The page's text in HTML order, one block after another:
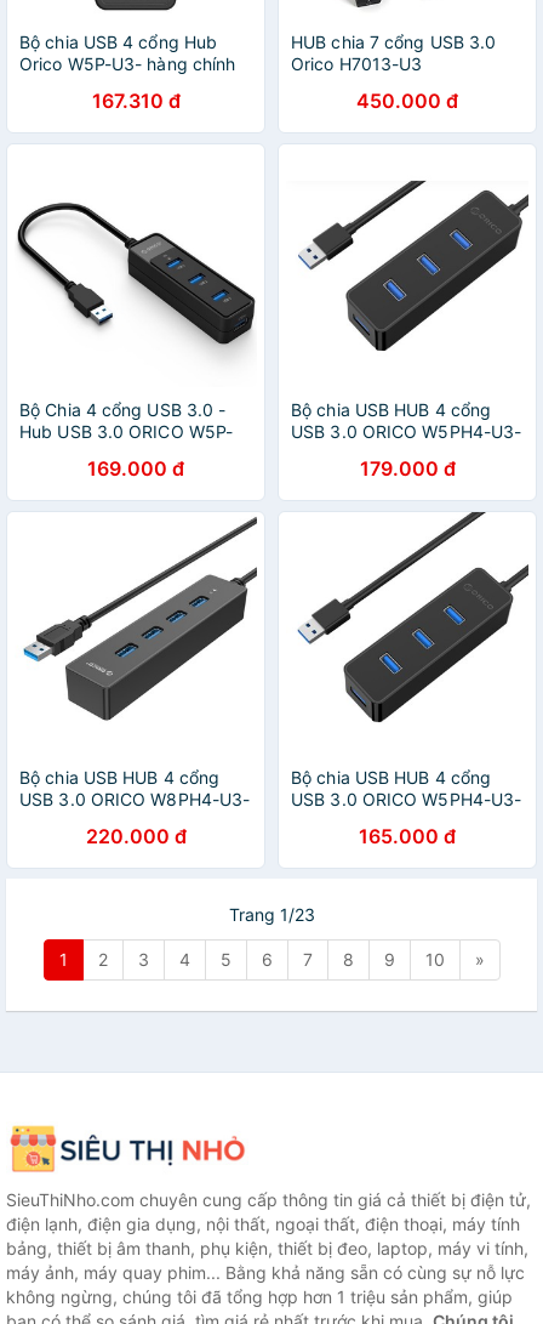
Bộ chia USB 4 cổng Hub
Orico W5P-U3- hàng chính
167.310 đ
HUB chia 7 cổng USB 3.0
Orico H7013-U3
450.000 đ
Bộ Chia 4 cổng USB 3.0 -
Hub USB 3.0 ORICO W5P-
169.000 đ
Bộ chia USB HUB 4 cổng
USB 3.0 ORICO W5PH4-U3-
179.000 đ
Bộ chia USB HUB 4 cổng
USB 3.0 ORICO W8PH4-U3-
220.000 đ
Bộ chia USB HUB 4 cổng
USB 3.0 ORICO W5PH4-U3-
165.000 đ
Trang 1/23
1 2 3 4 5 6 7 8 9 10 »
SieuThiNho.com chuyên cung cấp thông tin giá cả thiết bị điện tử,
điện lạnh, điện gia dụng, nội thất, ngoại thất, điện thoại, máy tính
bảng, thiết bị âm thanh, phụ kiện, thiết bị đeo, laptop, máy vi tính,
máy ảnh, máy quay phim... Bằng khả năng sẵn có cùng sự nỗ lực
không ngừng, chúng tôi đã tổng hợp hơn 1 triệu sản phẩm, giúp